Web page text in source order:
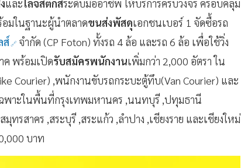
และโลจิสติกส์ระดับมืออาชีพ ให้บริการครบวงจร ครอบคลุม
มในฐานะผู้นำตลาดขนส่งพัสดุเอกชนเบอร์ 1 จัดซื้อรถ
ส์ จำกัด (CP Foton) ทั้งรถ 4 ล้อ และรถ 6 ล้อ เพื่อใช้วิ่ง
พร้อมเปิดรับสมัครพนักงานเพิ่มกว่า 2,000 อัตรา ใน
Courier) ,พนักงานขับรถกระบะตู้ทึบ(Van Courier) และ
พาะในพื้นที่กรุงเทพมหานคร ,นนทบุรี ,ปทุมธานี
รสาคร ,สระบุรี ,สระแก้ว ,ลำปาง ,เชียงราย และเชียงใหม่
บาท